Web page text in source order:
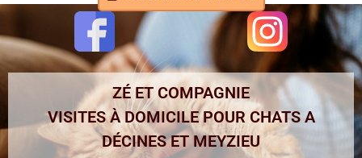
ZÉ ET COMPAGNIE
VISITES À DOMICILE POUR CHATS A
DÉCINES ET MEYZIEU